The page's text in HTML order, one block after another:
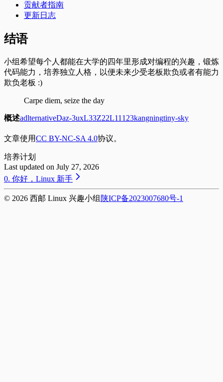
贡献者指南
更新日志
结语
小组希望每个人都能在大学的四年里形成对编程的兴趣，锻炼
代码能力，培养独立人格，以便未来少受老板欺负或者有能力
欺负老板 :)
Carpe diem, seize the day
概述adlternativeDaz-3uxL33Z22L11 123kangningtiny-sky
文章使用CC BY-NC-SA 4.0协议。
培养计划
Last updated on July 27, 2026
0. 你好，Linux 新手
© 2026 西邮 Linux 兴趣小组 陕ICP备2023007680号-1